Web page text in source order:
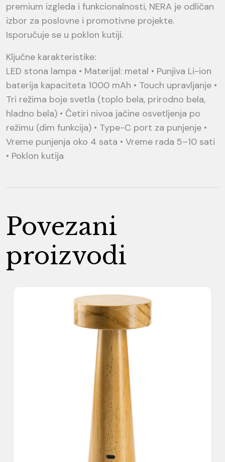
premium izgleda i funkcionalnosti, NERA je odličan
izbor za poslovne i promotivne projekte.
Isporučuje se u poklon kutiji.
Ključne karakteristike:
LED stona lampa • Materijal: metal • Punjiva Li-ion
baterija kapaciteta 1000 mAh • Touch upravljanje •
Tri režima boje svetla (toplo bela, prirodno bela,
hladno bela) • Četiri nivoa jačine osvetljenja po
režimu (dim funkcija) • Type-C port za punjenje •
Vreme punjenja oko 4 sata • Vreme rada 5–10 sati
• Poklon kutija
Povezani
proizvodi